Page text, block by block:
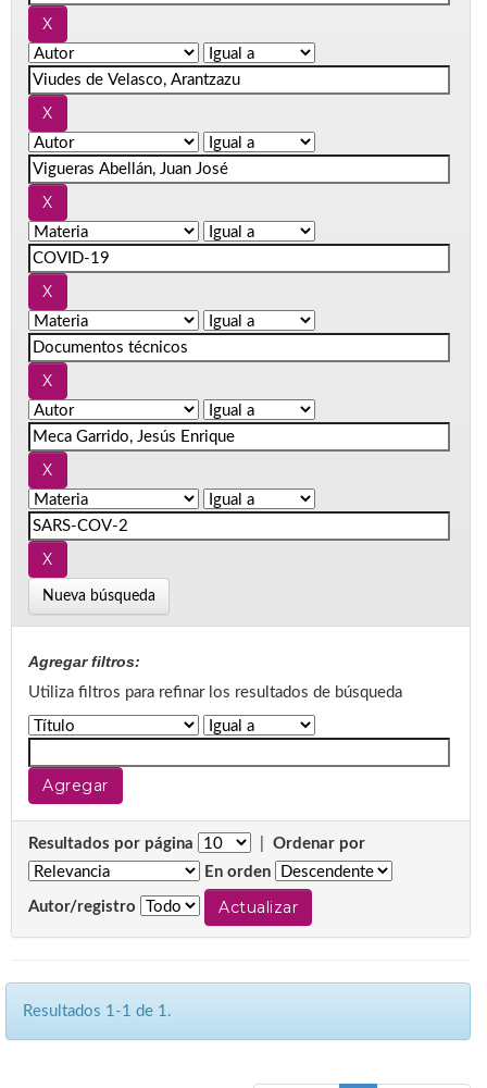
Nueva búsqueda
Agregar filtros:
Utiliza filtros para refinar los resultados de búsqueda
Resultados por página
Ordenar por
En orden
Autor/registro
Resultados 1-1 de 1.